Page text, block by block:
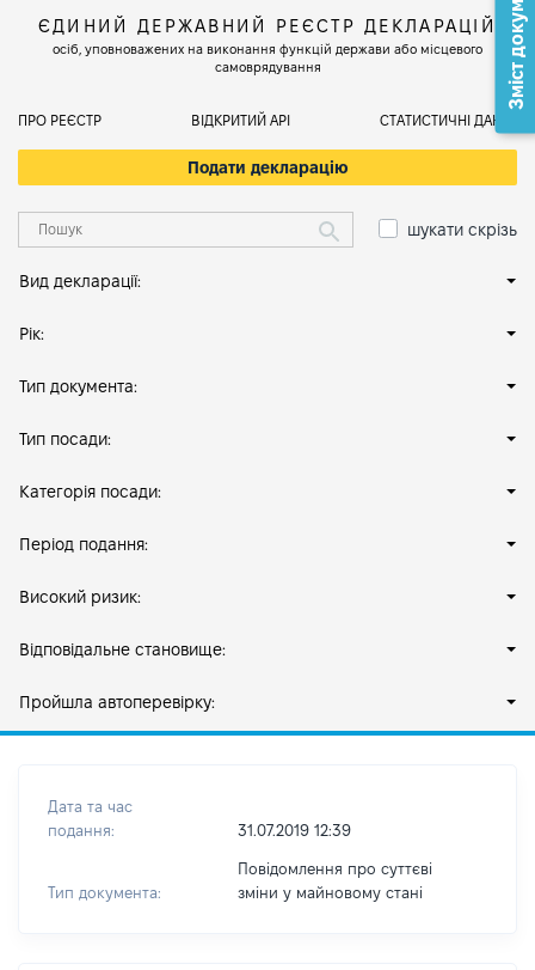
ЄДИНИЙ ДЕРЖАВНИЙ РЕЄСТР ДЕКЛАРАЦІЙ
осіб, уповноважених на виконання функцій держави або місцевого
самоврядування
ПРО РЕЄСТР ВІДКРИТИЙ АРІ СТАТИСТИЧНІ ДАНІ
Подати декларацію
шукати скрізь
Вид декларації:
Рік:
Тип документа:
Тип посади:
Категорія посади:
Період подання:
Високий ризик:
Відповідальне становище:
Пройшла автоперевірку:
Дата та час
подання:
31.07.2019 12:39
Тип документа:
Повідомлення про суттєві
зміни y майновому стані
Зміст документа